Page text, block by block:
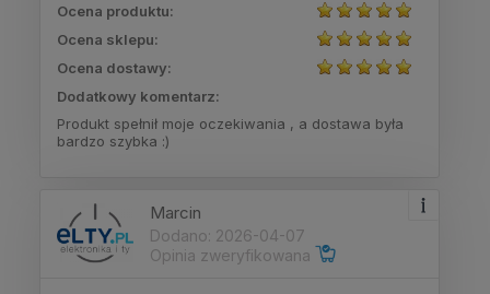
Ocena produktu:
Ocena sklepu:
Ocena dostawy:
Dodatkowy komentarz:
Produkt spełnił moje oczekiwania , a dostawa była
bardzo szybka :)
Marcin
Dodano: 2026-04-07
Opinia zweryfikowana